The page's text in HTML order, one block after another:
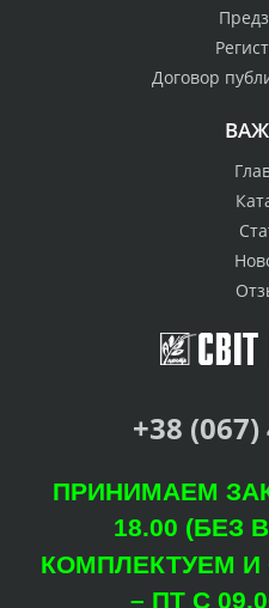
Договор
+38
ПРИНИМАЕМ
18.00 (БЕЗ
КОМПЛЕКТУЕМ
– ПТ С